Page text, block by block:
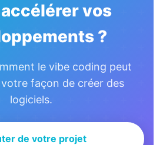
vos
?
le vibe coding peut
façon de créer des
logiciels.
de votre projet